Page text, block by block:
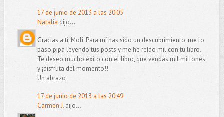
17 de junio de 2013 a las 20:05
Natalia dijo...
Gracias a ti, Moli. Para mí has sido un descubrimiento, me lo
paso pipa leyendo tus posts y me he reído mil con tu libro.
Te deseo mucho éxito con el libro, que vendas mil millones
y ¡disfruta del momento!!
Un abrazo
17 de junio de 2013 a las 20:49
Carmen J.dijo...